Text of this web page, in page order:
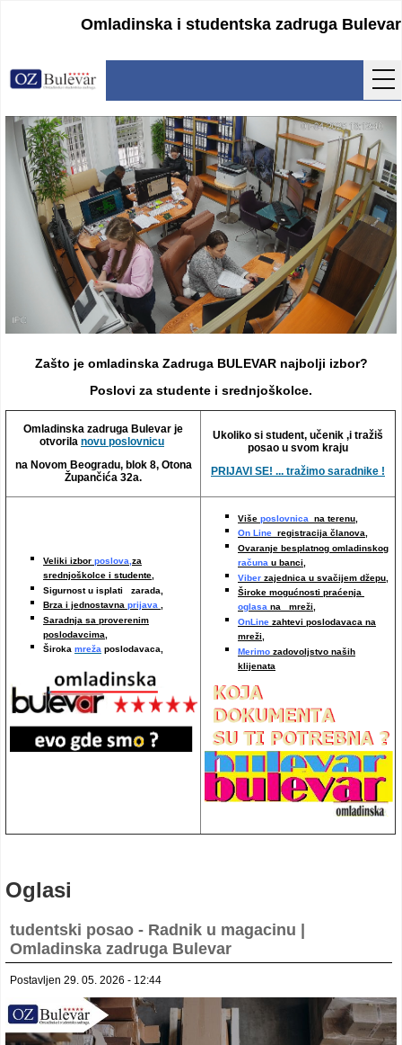
Omladinska i studentska zadruga Bulevar
Početna
Usluge
Uputstva
Cenovnik
Kontakt
Lokacija
Zašto je omladinska Zadruga BULEVAR najbolji izbor?
Poslovi za studente i srednjoškolce.
Omladinska zadruga Bulevar je
otvorila novu poslovnicu
na Novom Beogradu, blok 8, Otona
Župančića 32a.
Ukoliko si student, učenik ,i tražiš
posao u svom kraju
PRIJAVI SE! ... tražimo saradnike !
Veliki izbor poslova,za
srednjoškolce i studente,
Sigurnost u isplati zarada,
Brza i jednostavna prijava ,
Saradnja sa proverenim
poslodavcima,
Široka mreža poslodavaca,
Više poslovnica na terenu,
On Line registracija članova,
Ovaranje besplatnog omladinskog
računa u banci,
Viber zajednica u svačijem džepu,
Široke mogućnosti praćenja
oglasa na mreži,
OnLine zahtevi poslodavaca na
mreži,
Merimo zadovoljstvo naših
klijenata
Oglasi
tudentski posao - Radnik u magacinu |
Omladinska zadruga Bulevar
Postavljen 29. 05. 2026 - 12:44